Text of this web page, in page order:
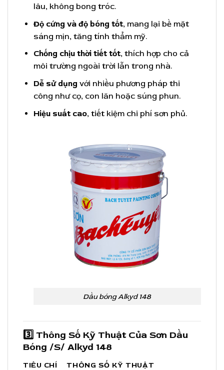
lâu, không bong tróc.
Độ cứng và độ bóng tốt, mang lại bề mặt
sáng mịn, tăng tính thẩm mỹ.
Chống chịu thời tiết tốt, thích hợp cho cả
môi trường ngoài trời lẫn trong nhà.
Dễ sử dụng với nhiều phương pháp thi
công như cọ, con lăn hoặc súng phun.
Hiệu suất cao, tiết kiệm chi phí sơn phủ.
Dầu bóng Alkyd 148
3️⃣ Thông Số Kỹ Thuật Của Sơn Dầu
Bóng /S/ Alkyd 148
TIÊU CHÍ
THÔNG SỐ KỸ THUẬT